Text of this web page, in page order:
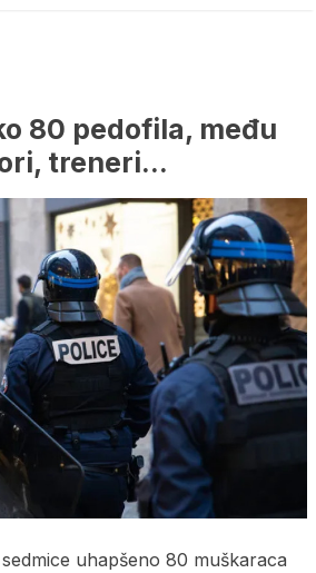
80 pedofila, među
treneri…
uhapšeno 80 muškaraca